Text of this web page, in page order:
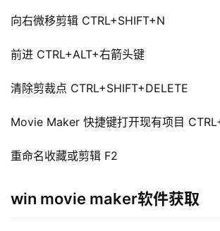
向右微移剪辑 CTRL+SHIFT+N
前进 CTRL+ALT+右箭头键
清除剪裁点 CTRL+SHIFT+DELETE
Movie Maker 快捷键打开现有项目
重命名收藏或剪辑 F2
win movie maker软件获取